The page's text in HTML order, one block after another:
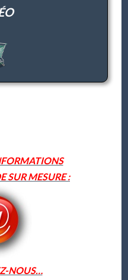
SUR MESURE :
NOUS…